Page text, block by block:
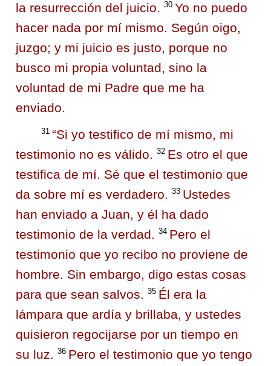
la resurrección del juicio. 30 Yo no puedo
hacer nada por mí mismo. Según oigo,
juzgo; y mi juicio es justo, porque no
busco mi propia voluntad, sino la
voluntad de mi Padre que me ha
enviado.
31 “Si yo testifico de mí mismo, mi
testimonio no es válido. 32 Es otro el que
testifica de mí. Sé que el testimonio que
da sobre mí es verdadero. 33 Ustedes
han enviado a Juan, y él ha dado
testimonio de la verdad. 34 Pero el
testimonio que yo recibo no proviene de
hombre. Sin embargo, digo estas cosas
para que sean salvos. 35 Él era la
lámpara que ardía y brillaba, y ustedes
quisieron regocijarse por un tiempo en
su luz. 36 Pero el testimonio que yo tengo